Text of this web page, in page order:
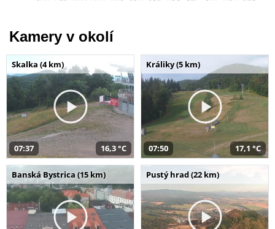
Kamery v okolí
Skalka (4 km)
07:37 16,3 °C
Králiky (5 km)
07:50 17,1 °C
Banská Bystrica (15 km) Pustý hrad (22 km)